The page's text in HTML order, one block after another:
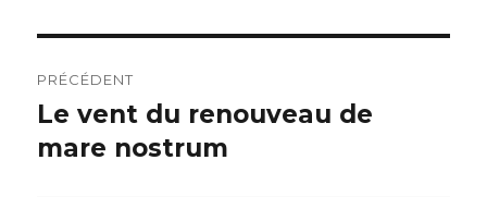
de
l’article
PRÉCÉDENT
Article
précédent :
Le vent du renouveau de
mare nostrum